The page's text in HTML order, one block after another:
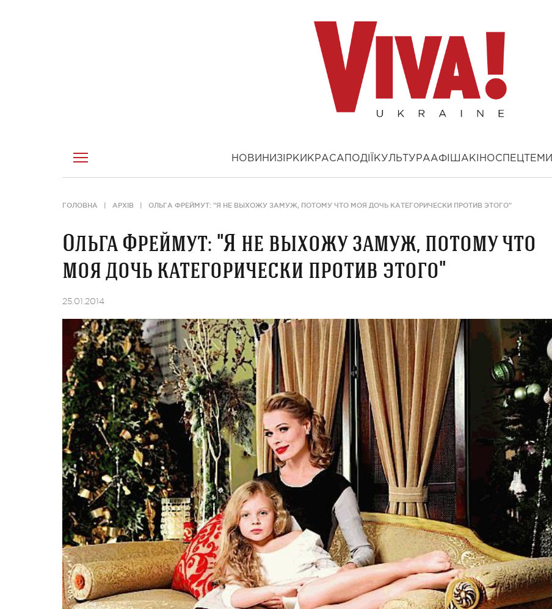
НОВИНИ ЗІРКИ КРАСА ПОДІЇ КУЛЬТУРААФІША КІНОСПЕЦТЕМИ
ГОЛОВНА АРХІВ ОЛЬГА ФРЕЙМУТ: "Я НЕ ВЫХОЖУ ЗАМУЖ, ПОТОМУ ЧТО МОЯ ДОЧЬ КАТЕГОРИЧЕСКИ ПРОТИВ ЭТОГО"
Ольга Фреймут: "Я не выхожу замуж, потому что
моя дочь категорически против этого"
25.01.2014